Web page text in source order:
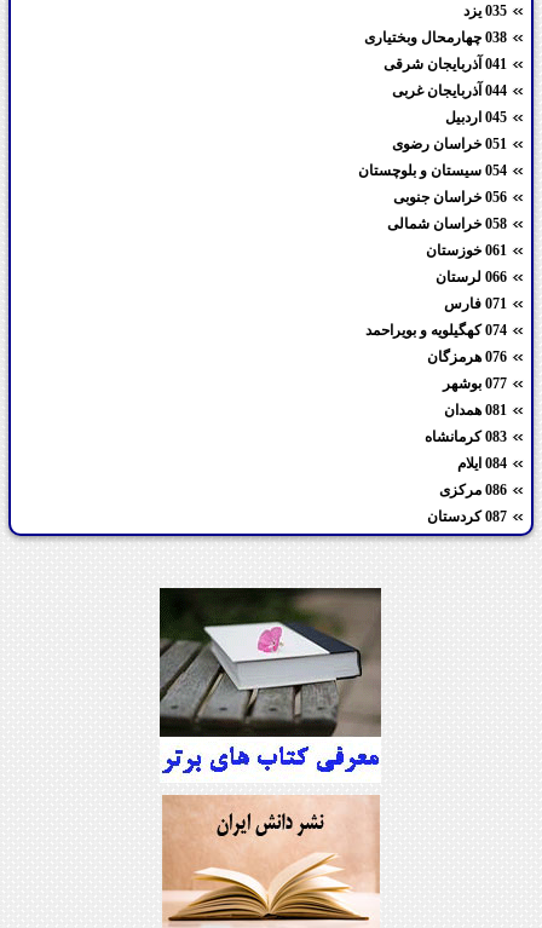
035 یزد
038 چهارمحال وبختیاری
041 آذربایجان شرقی
044 آذربایجان غربی
045 اردبیل
051 خراسان رضوی
054 سیستان و بلوچستان
056 خراسان جنوبی
058 خراسان شمالی
061 خوزستان
066 لرستان
071 فارس
074 کهگیلویه و بویراحمد
076 هرمزگان
077 بوشهر
081 همدان
083 کرمانشاه
084 ایلام
086 مرکزی
087 کردستان